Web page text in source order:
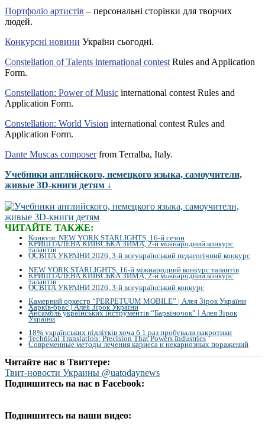
Портфоліо артистів – персональні сторінки для творчих
людей.
Конкурсні новини України сьогодні.
Constellation of Talents international contest Rules and Application
Form.
Constellation: Power of Music international contest Rules and
Application Form.
Constellation: World Vision international contest Rules and
Application Form.
Dante Muscas composerfrom Terralba, Italy.
Учебники английского, немецкого языка, самоучители,
живые 3D-книги детям ↓
ЧИТАЙТЕ ТАКЖЕ:
Конкурс NEW YORK STARLIGHTS, 16-й сезон
КРИШТАЛЕВА КИЇВСЬКА ЗИМА, 2-й міжнародний конкурс
талантів
ОСВІТА УКРАЇНИ 2026, 3-й всеукраїнський педагогічний конкурс
NEW YORK STARLIGHTS, 16-й міжнародний конкурс талантів
КРИШТАЛЕВА КИЇВСЬКА ЗИМА, 2-й міжнародний конкурс
талантів
ОСВІТА УКРАЇНИ 2026, 3-й всеукраїнський конкурс
Камерний оркестр “PERPETUUM MOBILE” | Алея Зірок України
Харків-брас | Алея Зірок України
Ансамбль українських інструментів “Барвіночок” | Алея Зірок
України
18% українських підлітків хоча б 1 раз пробували накротики
Technical Translation: Precision That Powers Industries
Современные методы лечения кариеса и некариозных поражений
Читайте нас в Твиттере:
Твит-новости Украины @uatodaynews
Подпишитесь на нас в Facebook:
Подпишитесь на наши видео: